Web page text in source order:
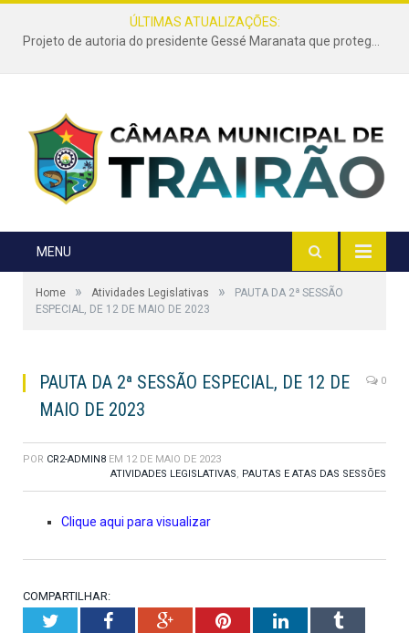
ÚLTIMAS ATUALIZAÇÕES:
Projeto de autoria do presidente Gessé Maranata que protege as estradas vicinais de Trairão é transformado em lei
MENU
Home » Atividades Legislativas »
PAUTA DA 2ª SESSÃO
ESPECIAL, DE 12 DE MAIO DE 2023
PAUTA DA 2ª SESSÃO ESPECIAL, DE 12 DE
MAIO DE 2023
0
POR CR2-ADMIN8 EM 12 DE MAIO DE 2023
ATIVIDADES LEGISLATIVAS, PAUTAS E ATAS DAS SESSÕES
Clique aqui para visualizar
COMPARTILHAR:
TwitterFacebookGoogle+PinterestLinkedInTumblr